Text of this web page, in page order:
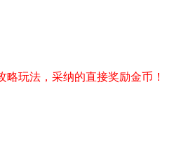
玩法，采纳的直接奖励金币！